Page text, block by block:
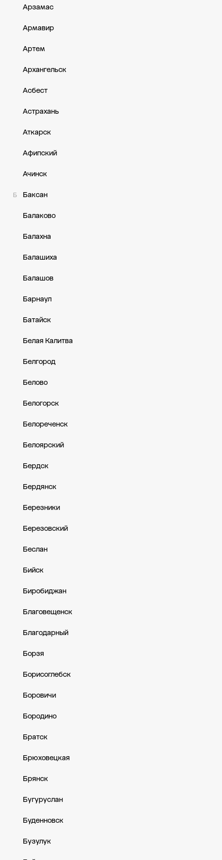
Арзамас
Армавир
Артем
Архангельск
Асбест
Астрахань
Аткарск
Афипский
Ачинск
Б Баксан
Балаково
Балахна
Балашиха
Балашов
Барнаул
Батайск
Белая Калитва
Белгород
Белово
Белогорск
Белореченск
Белоярский
Бердск
Бердянск
Березники
Березовский
Беслан
Бийск
Биробиджан
Благовещенск
Благодарный
Борзя
Борисоглебск
Боровичи
Бородино
Братск
Брюховецкая
Брянск
Бугуруслан
Буденновск
Бузулук